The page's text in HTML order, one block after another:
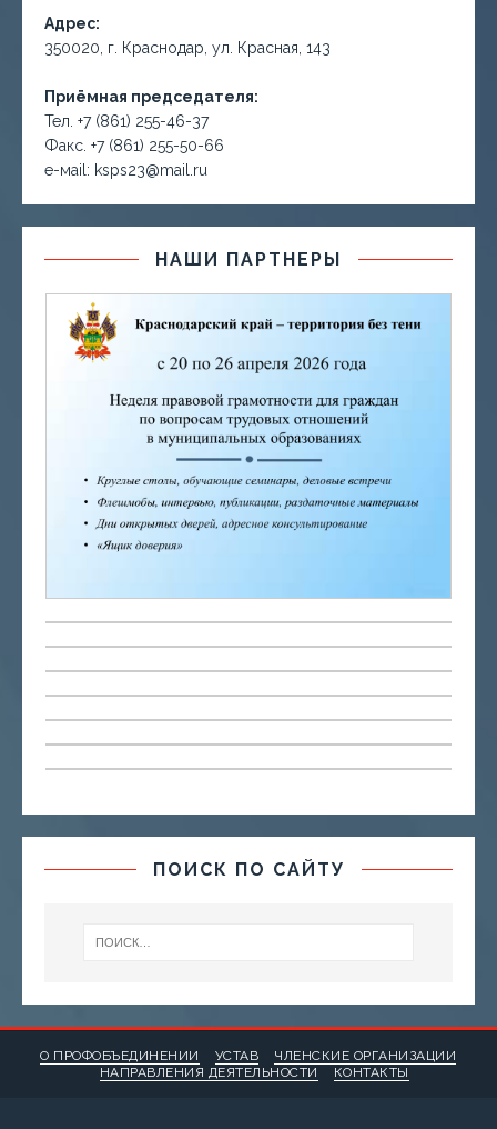
Адрес:
350020, г. Краснодар, ул. Красная, 143
Приёмная председателя:
Тел. +7 (861) 255-46-37
Факс. +7 (861) 255-50-66
е-маil: ksps23@mail.ru
НАШИ ПАРТНЕРЫ
ПОИСК ПО САЙТУ
О ПРОФОБЪЕДИНЕНИИ УСТАВ
ЧЛЕНСКИЕ ОРГАНИЗАЦИИ
НАПРАВЛЕНИЯ ДЕЯТЕЛЬНОСТИ
КОНТАКТЫ